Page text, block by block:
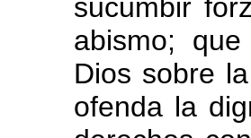
sucumbir
abismo;
Dios sobre
ofenda la